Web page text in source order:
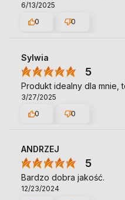
6/13/2025
0
0
Sylwia
5
Produkt idealny dla mnie,
3/27/2025
0
0
ANDRZEJ
5
Bardzo dobra jakość.
12/23/2024